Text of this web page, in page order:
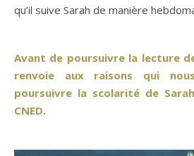
qu’il suive Sarah de manière
Avant de poursuivre la lecture
renvoie aux raisons qui
poursuivre la scolarité de
CNED.